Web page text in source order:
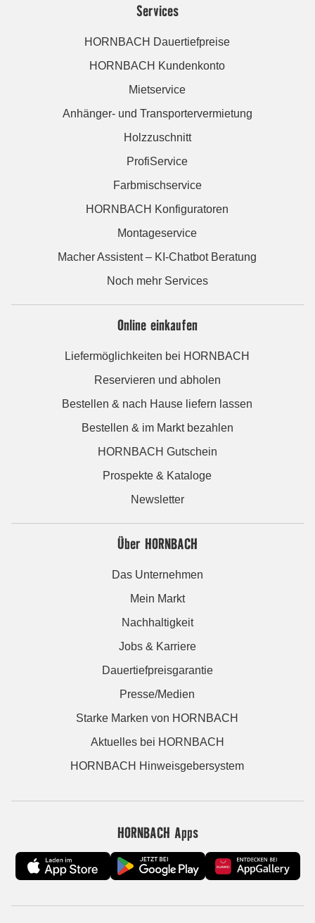
Services
HORNBACH Dauertiefpreise
HORNBACH Kundenkonto
Mietservice
Anhänger- und Transportervermietung
Holzzuschnitt
ProfiService
Farbmischservice
HORNBACH Konfiguratoren
Montageservice
Macher Assistent – KI-Chatbot Beratung
Noch mehr Services
Online einkaufen
Liefermöglichkeiten bei HORNBACH
Reservieren und abholen
Bestellen & nach Hause liefern lassen
Bestellen & im Markt bezahlen
HORNBACH Gutschein
Prospekte & Kataloge
Newsletter
Über HORNBACH
Das Unternehmen
Mein Markt
Nachhaltigkeit
Jobs & Karriere
Dauertiefpreisgarantie
Presse/Medien
Starke Marken von HORNBACH
Aktuelles bei HORNBACH
HORNBACH Hinweisgebersystem
HORNBACH Apps